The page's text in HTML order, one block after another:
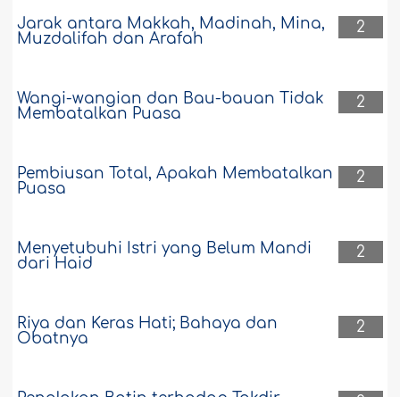
2
Jarak antara Makkah, Madinah, Mina,
Muzdalifah dan Arafah
2
Wangi-wangian dan Bau-bauan Tidak
Membatalkan Puasa
2
Pembiusan Total, Apakah Membatalkan
Puasa
2
Menyetubuhi Istri yang Belum Mandi
dari Haid
2
Riya dan Keras Hati; Bahaya dan
Obatnya